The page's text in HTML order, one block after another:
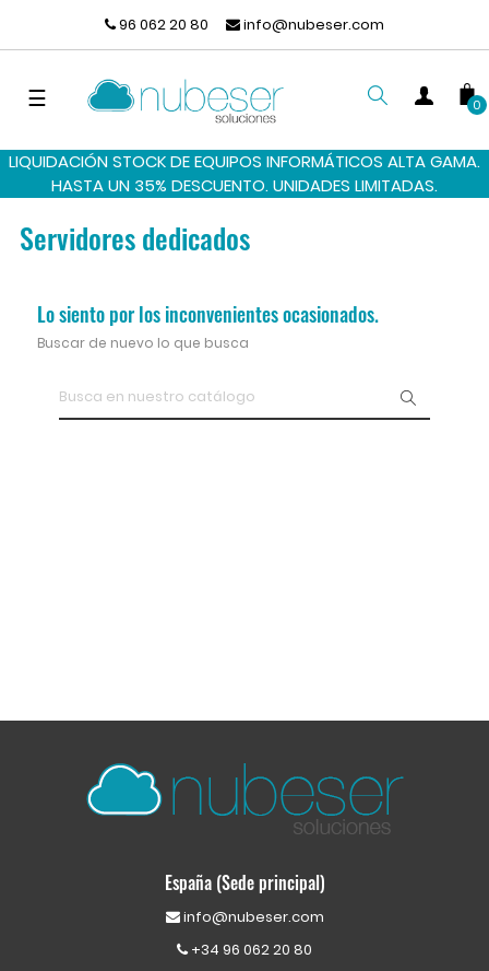
96 062 20 80 info@nubeser.com
Navegación
☰
BUSCAR
0
LIQUIDACIÓN STOCK DE EQUIPOS INFORMÁTICOS ALTA GAMA.
HASTA UN 35% DESCUENTO. UNIDADES LIMITADAS.
Servidores dedicados
Lo siento por los inconvenientes ocasionados.
Buscar de nuevo lo que busca
España (Sede principal)
info@nubeser.com
+34 96 062 20 80